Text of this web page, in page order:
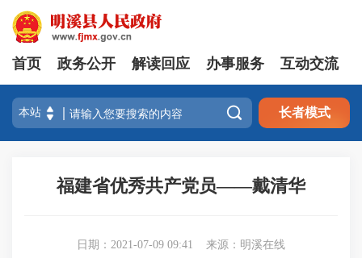
首页 政务公开 解读回应 办事服务 互动交流
 长者模式
福建省优秀共产党员——戴清华
日期：2021-07-09 09:41 来源：明溪在线